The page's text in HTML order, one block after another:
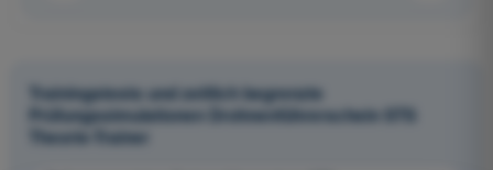
Trainingstests und zeitlich begrenzte
Prüfungssimulationen Drohnenführerschein STS
Theorie-Trainer